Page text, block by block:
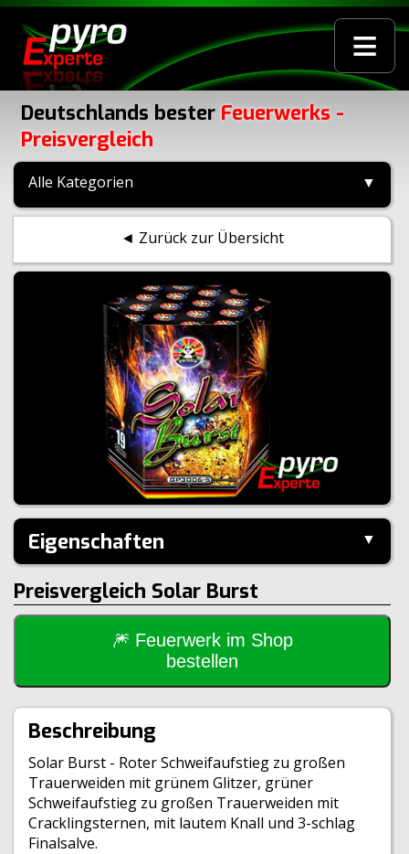
≡
Deutschlands bester Feuerwerks -
Preisvergleich
Alle Kategorien ▼
◄ Zurück zur Übersicht
Eigenschaften ▼
Hersteller:
Panda
Performance:
I-Shape
Kaliber:
25mm
Schuss:
19
30m
25sek
Inhalt je VE:
4 Stück
Größe:
8,2x8,2x17,5cm
Gewicht Brutto:
Gewicht Netto:
BAM:
BAM-F2-0172
Preisvergleich Solar Burst
🎆 Feuerwerk im Shop
bestellen
Beschreibung
Solar Burst - Roter Schweifaufstieg zu großen
Trauerweiden mit grünem Glitzer, grüner
Schweifaufstieg zu großen Trauerweiden mit
Cracklingsternen, mit lautem Knall und 3-schlag
Finalsalve.